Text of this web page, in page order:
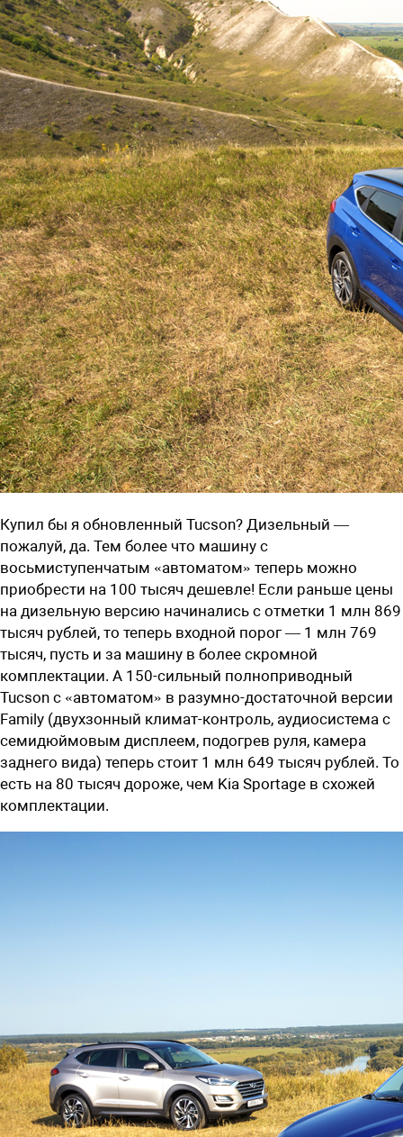
Купил бы я обновленный Tucson? Дизельный —
пожалуй, да. Тем более что машину с
восьмиступенчатым «автоматом» теперь можно
приобрести на 100 тысяч дешевле! Если раньше цены
на дизельную версию начинались с отметки 1 млн 869
тысяч рублей, то теперь входной порог — 1 млн 769
тысяч, пусть и за машину в более скромной
комплектации. А 150-сильный полноприводный
Tucson с «автоматом» в разумно-достаточной версии
Family (двухзонный климат-контроль, аудиосистема с
семидюймовым дисплеем, подогрев руля, камера
заднего вида) теперь стоит 1 млн 649 тысяч рублей. То
есть на 80 тысяч дороже, чем Kia Sportage в схожей
комплектации.